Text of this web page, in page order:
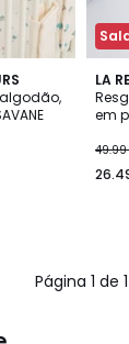
LA
em
Página 1 de 1